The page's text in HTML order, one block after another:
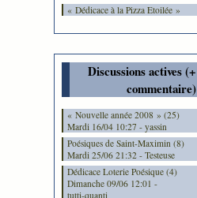
« Dédicace à la Pizza Etoilée »
Discussions actives (+
commentaire)
« Nouvelle année 2008 » (25)
Mardi 16/04 10:27 - yassin
Poésiques de Saint-Maximin (8)
Mardi 25/06 21:32 - Testeuse
Dédicace Loterie Poésique (4)
Dimanche 09/06 12:01 -
tutti-quanti